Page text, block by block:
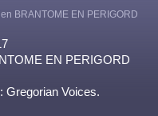
BRANTOME EN PERIGORD
EN PERIGORD
Gregorian Voices.